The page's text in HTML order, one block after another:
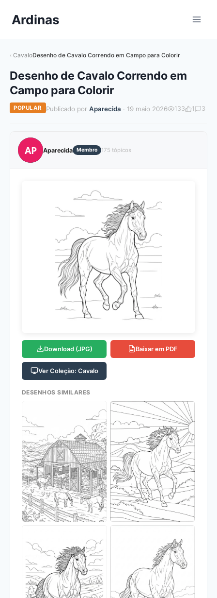
paraArdinas
CavaloDesenho de Cavalo Correndo em Campo para Colorir
Desenho de Cavalo Correndo em
Campo para Colorir
POPULAR Publicado por Aparecida · 19 maio 2026 133 1 3
AP Aparecida Membro 175 tópicos
Download (JPG) Baixar em PDF
Ver Coleção: Cavalo
DESENHOS SIMILARES